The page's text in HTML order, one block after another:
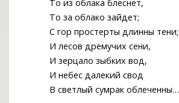
То из облака блеснет,
То за облако зайдет;
С гор простерты длинны тени;
И лесов дремучих сени,
И зерцало зыбких вод,
И небес далекий свод
В светлый сумрак облеченны…